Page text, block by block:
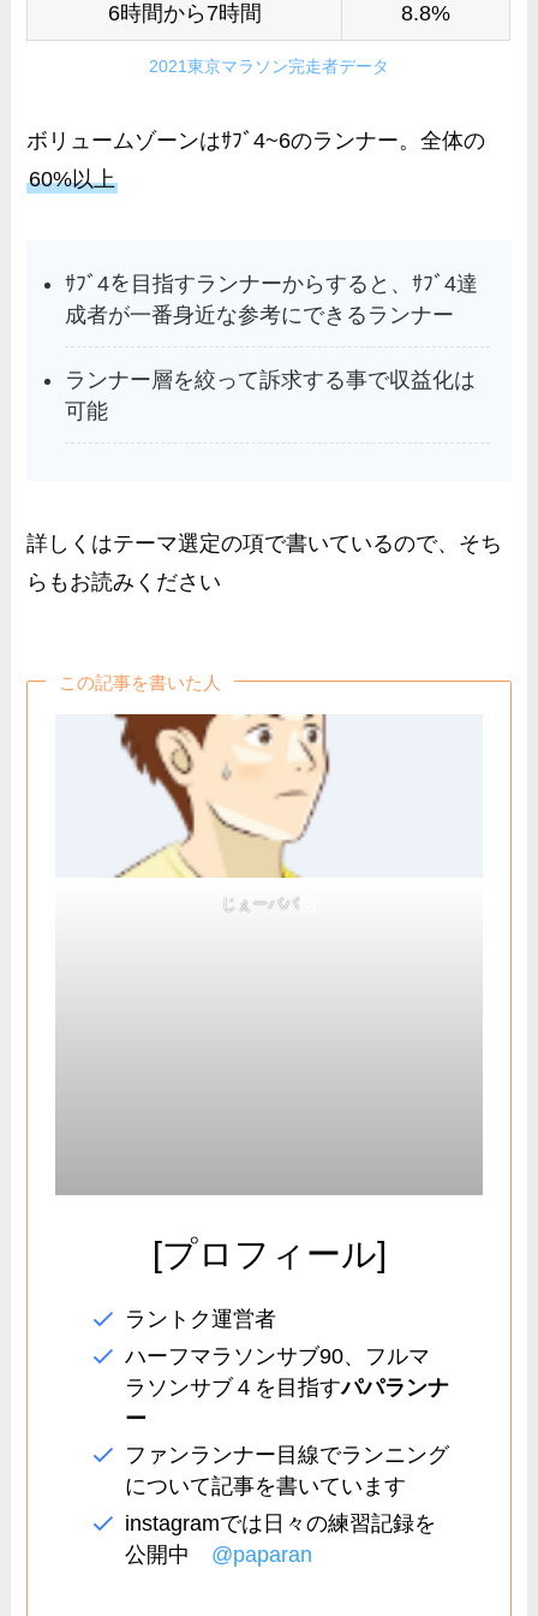
6時間から7時間 8.8%
2021東京マラソン完走者データ
ボリュームゾーンはｻﾌﾞ4~6のランナー。全体の
60%以上
ｻﾌﾞ4を目指すランナーからすると、ｻﾌﾞ4達
成者が一番身近な参考にできるランナー
ランナー層を絞って訴求する事で収益化は
可能
詳しくはテーマ選定の項で書いているので、そち
らもお読みください
この記事を書いた人
じぇーパパ
[プロフィール]
ラントク運営者
ハーフマラソンサブ90、フルマ
ラソンサブ４を目指すパパランナ
ー
ファンランナー目線でランニング
について記事を書いています
instagramでは日々の練習記録を
公開中 @paparan